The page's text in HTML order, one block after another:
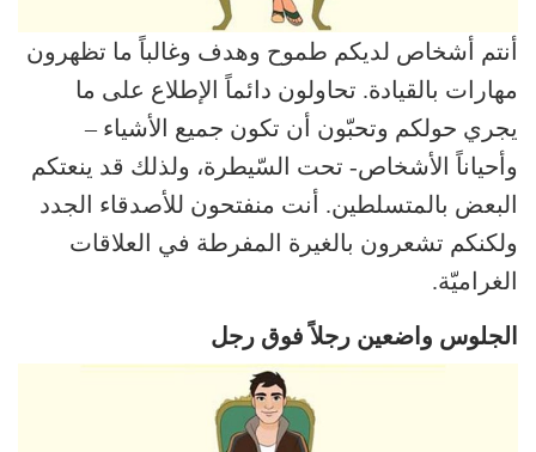
أنتم أشخاص لديكم طموح وهدف وغالباً ما تظهرون
مهارات بالقيادة. تحاولون دائماً الإطلاع على ما
يجري حولكم وتحبّون أن تكون جميع الأشياء –
وأحياناً الأشخاص- تحت السّيطرة، ولذلك قد ينعتكم
البعض بالمتسلطين. أنت منفتحون للأصدقاء الجدد
ولكنكم تشعرون بالغيرة المفرطة في العلاقات
الغراميّة.
الجلوس واضعين رجلاً فوق رجل